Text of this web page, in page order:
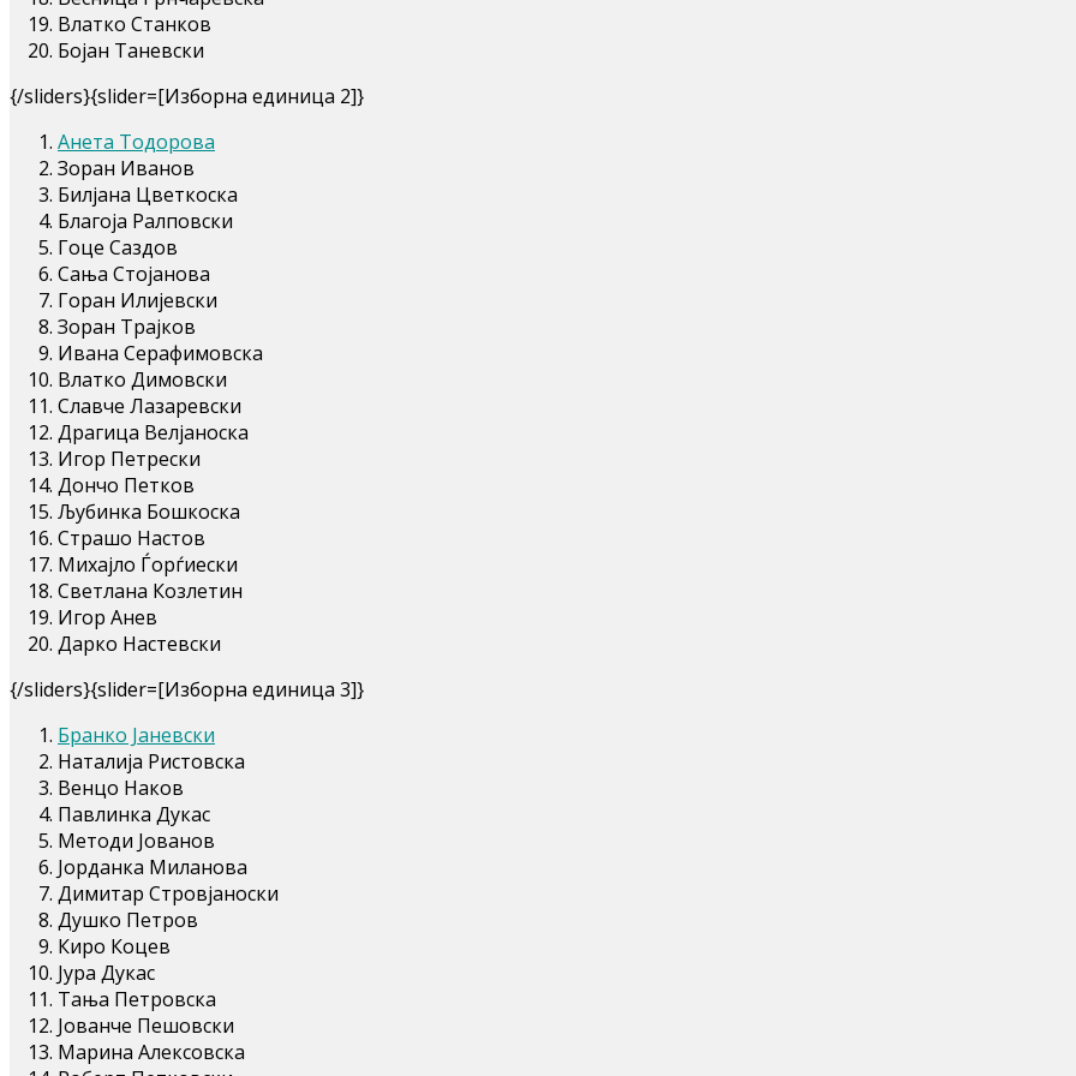
Влатко Станков
Бојан Таневски
{/sliders}{slider=[Изборна единица 2]}
Анета Тодорова
Зоран Иванов
Билјана Цветкоска
Благоја Ралповски
Гоце Саздов
Сања Стојанова
Горан Илијевски
Зоран Трајков
Ивана Серафимовска
Влатко Димовски
Славче Лазаревски
Драгица Велјаноска
Игор Петрески
Дончо Петков
Љубинка Бошкоска
Страшо Настов
Михајло Ѓорѓиески
Светлана Козлетин
Игор Анев
Дарко Настевски
{/sliders}{slider=[Изборна единица 3]}
Бранко Јаневски
Наталија Ристовска
Венцо Наков
Павлинка Дукас
Методи Јованов
Јорданка Миланова
Димитар Стровјаноски
Душко Петров
Киро Коцев
Јура Дукас
Тања Петровска
Јованче Пешовски
Марина Алексовска